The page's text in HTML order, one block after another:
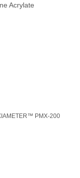
Acrylate
PMX-200